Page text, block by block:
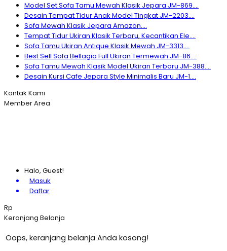
Model Set Sofa Tamu Mewah Klasik Jepara JM-869....
Desain Tempat Tidur Anak Model Tingkat JM-2203....
Sofa Mewah Klasik Jepara Amazon....
Tempat Tidur Ukiran Klasik Terbaru, Kecantikan Ele....
Sofa Tamu Ukiran Antique Klasik Mewah JM-3313....
Best Sell Sofa Bellagio Full Ukiran Termewah JM-86....
Sofa Tamu Mewah Klasik Model Ukiran Terbaru JM-388....
Desain Kursi Cafe Jepara Style Minimalis Baru JM-1....
Kontak Kami
Member Area
Halo, Guest!
Masuk
Daftar
Rp
Keranjang Belanja
Oops, keranjang belanja Anda kosong!